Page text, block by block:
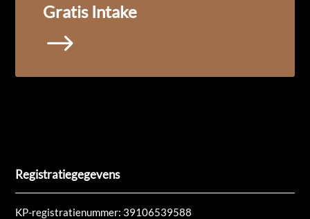
Gratis Intake
$
Registratiegegevens
KP-registratienummer: 39106539588